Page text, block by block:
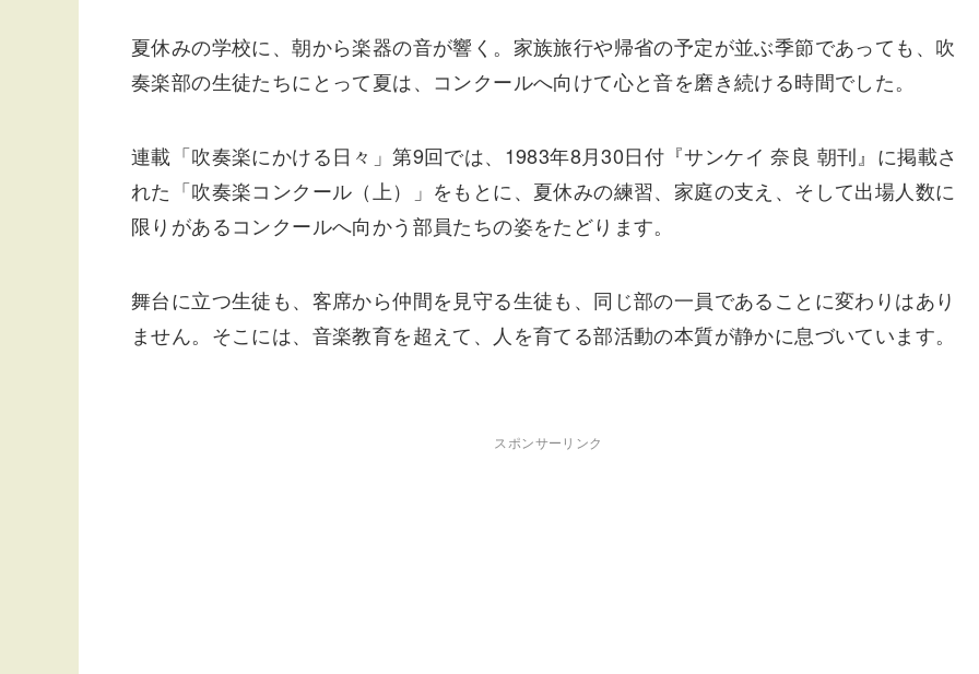
夏休みの学校に、朝から楽器の音が響く。家族旅行や帰省の予定が並ぶ季節であっても、吹
奏楽部の生徒たちにとって夏は、コンクールへ向けて心と音を磨き続ける時間でした。
連載「吹奏楽にかける日々」第9回では、1983年8月30日付『サンケイ 奈良 朝刊』に掲載さ
れた「吹奏楽コンクール（上）」をもとに、夏休みの練習、家庭の支え、そして出場人数に
限りがあるコンクールへ向かう部員たちの姿をたどります。
舞台に立つ生徒も、客席から仲間を見守る生徒も、同じ部の一員であることに変わりはあり
ません。そこには、音楽教育を超えて、人を育てる部活動の本質が静かに息づいています。
スポンサーリンク